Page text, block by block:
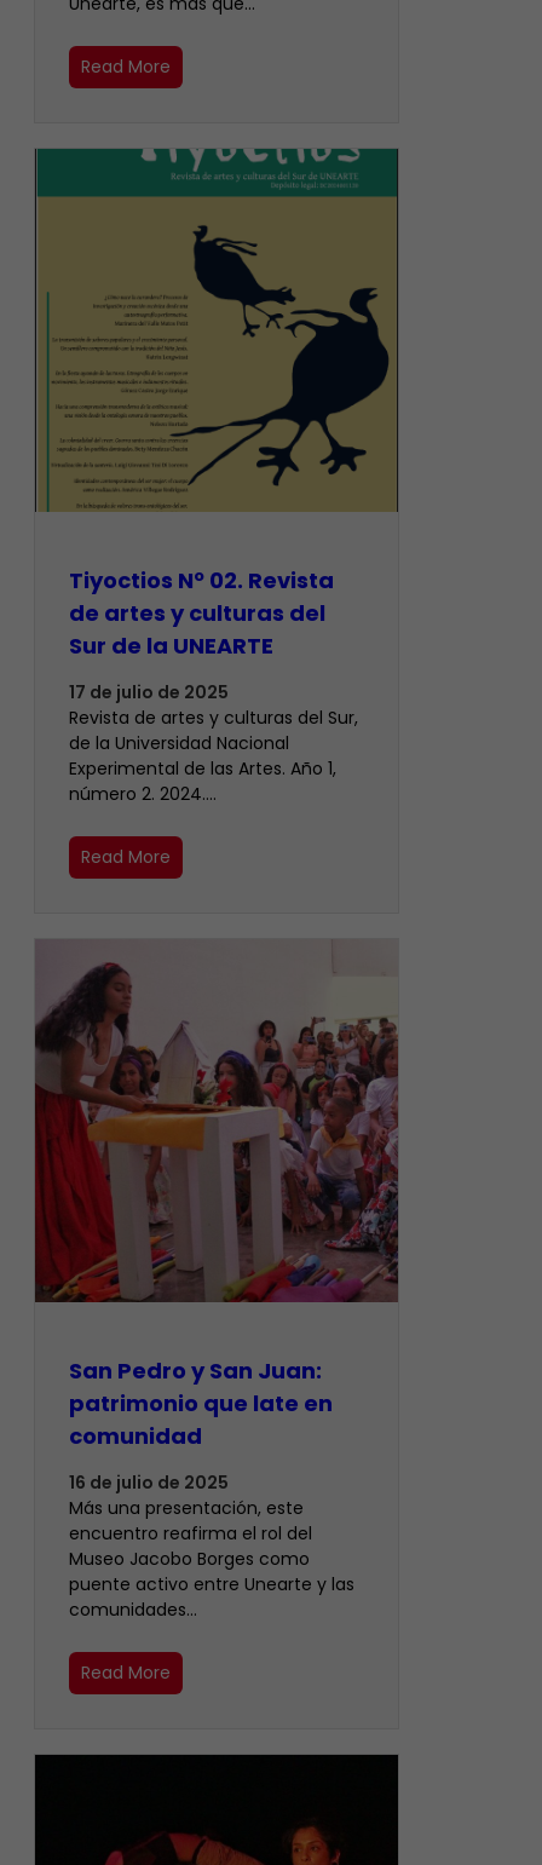
Read More
Tiyoctios Nº 02. Revista
de artes y culturas del
Sur de la UNEARTE
17 de julio de 2025
Revista de artes y culturas del Sur,
de la Universidad Nacional
Experimental de las Artes. Año 1,
número 2. 2024.…
Read More
San Pedro y San Juan:
patrimonio que late en
comunidad
16 de julio de 2025
Más una presentación, este
encuentro reafirma el rol del
Museo Jacobo Borges como
puente activo entre Unearte y las
comunidades…
Read More